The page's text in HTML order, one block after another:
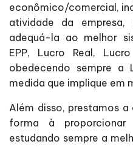
econômico/comercial,
atividade da
adequá-la ao melhor
EPP, Lucro Real,
obedecendo sempre a
medida que implique em
Além disso, prestamos
forma à proporcionar
estudando sempre a